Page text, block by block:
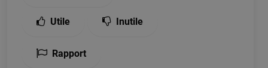
Utile Inutile
Rapport